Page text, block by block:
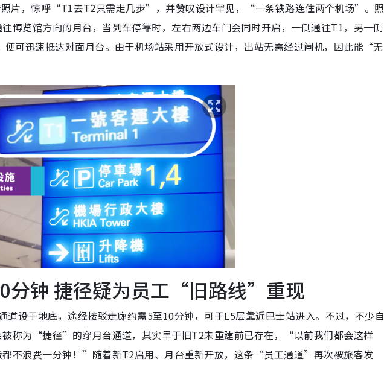
片，惊呼“T1去T2只需走几步”，并赞叹设计罕见，“一条铁路连住两个机场”。照
博览馆方向的月台，当列车停靠时，左右两边车门会同时开启，一侧通往T1，另一侧
可迅速抵达对面月台。由于机场站采用开放式设计，出站无需经过闸机，因此能“无
分钟 捷径疑为员工“旧路线”重现
道设于地底，途经接驳走廊约需5至10分钟，可于L5层靠近巴士站进入。不过，不少自
被称为“捷径”的穿月台通道，其实早于旧T2未重建前已存在，“以前我们都会这样
都不浪费一分钟！”随着新T2启用、月台重新开放，这条“员工通道”再次被旅客发